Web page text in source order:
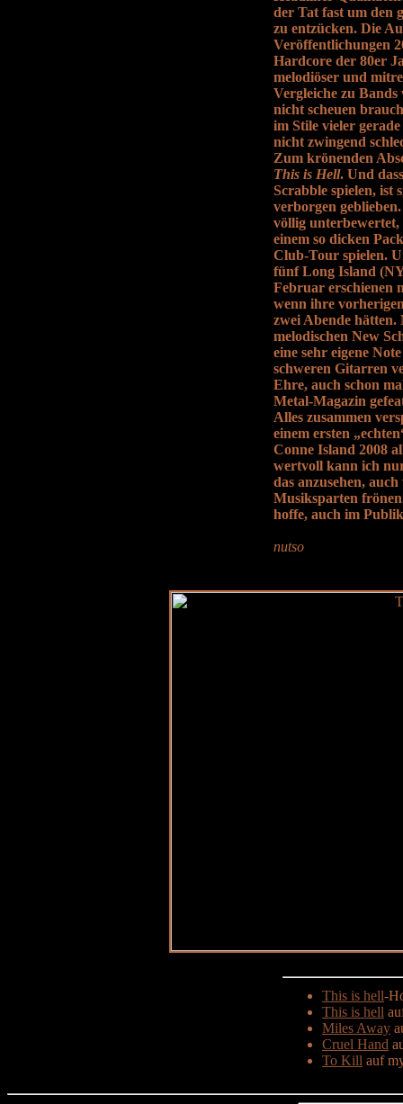
der Tat fast um den
zu entzücken. Die
Veröffentlichungen
Hardcore der 80er
melodiöser und
Vergleiche zu
nicht scheuen
im Stile vieler
nicht zwingend
Zum krönenden
This is Hell. Und
Scrabble spielen, ist
verborgen
völlig unterbewertet,
einem so dicken
Club-Tour spielen.
fünf Long Island
Februar erschienen
wenn ihre
zwei Abende hätten.
melodischen New
eine sehr eigene
schweren Gitarren
Ehre, auch schon
Metal-Magazin
Alles zusammen
einem ersten
Conne Island 2008
wertvoll kann ich
das anzusehen,
Musiksparten
hoffe, auch im
nutso
This is hell-
This is hell
Miles Away
Cruel Hand
To Kill auf